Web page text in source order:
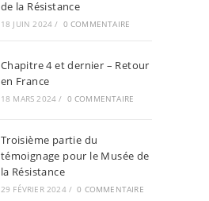
de la Résistance
18 JUIN 2024 / 0 COMMENTAIRE
Chapitre 4 et dernier – Retour
en France
18 MARS 2024 / 0 COMMENTAIRE
Troisième partie du
témoignage pour le Musée de
la Résistance
29 FÉVRIER 2024 / 0 COMMENTAIRE